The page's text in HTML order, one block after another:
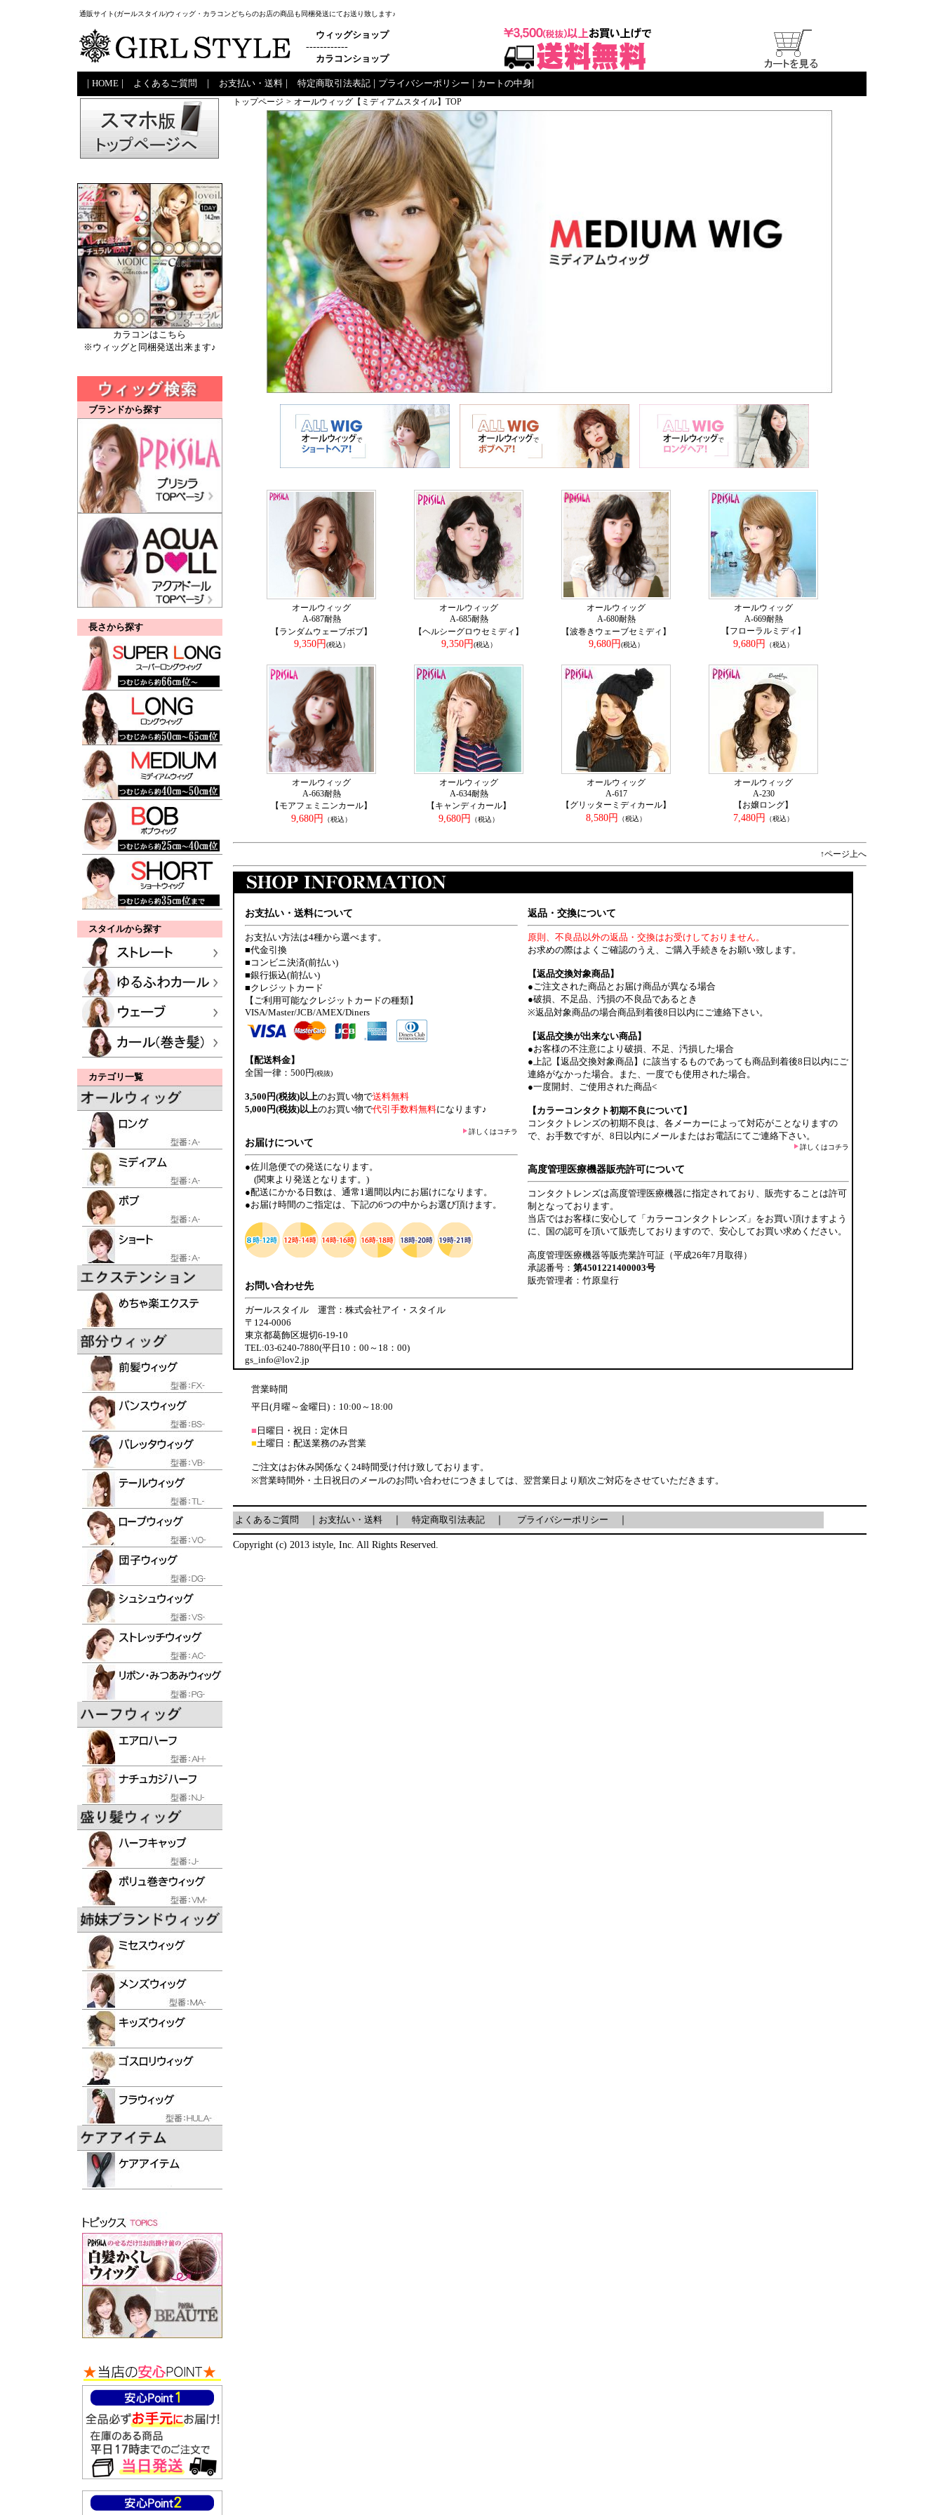
通販サイト(ガールスタイル)ウィッグ・カラコンどちらのお店の商品も同梱発送にてお送り致します♪
ウィッグショップ
------------
カラコンショップ
HOME よくあるご質問 お支払い・送料 特定商取引法表記 プライバシーポリシー カートの中身|
カラコンはこちら
※ウィッグと同梱発送出来ます♪
ブランドから探す
長さから探す
スタイルから探す
カテゴリ一覧
トップページ > オールウィッグ【ミディアムスタイル】TOP
オールウィッグ
A-687耐熱
【ランダムウェーブボブ】
9,350円(税込）
オールウィッグ
A-685耐熱
【ヘルシーグロウセミディ】
9,350円(税込）
オールウィッグ
A-680耐熱
【波巻きウェーブセミディ】
9,680円(税込）
オールウィッグ
A-669耐熱
【フローラルミディ】
9,680円
（税込）
オールウィッグ
A-663耐熱
【モアフェミニンカール】
9,680円
（税込）
オールウィッグ
A-634耐熱
【キャンディカール】
9,680円
（税込）
オールウィッグ
A-617
【グリッターミディカール】
8,580円
（税込）
オールウィッグ
A-230
【お嬢ロング】
7,480円
（税込）
↑ページ上へ
お支払い・送料について
お支払い方法は4種から選べます。
■代金引換
■コンビニ決済(前払い)
■銀行振込(前払い)
■クレジットカード
【ご利用可能なクレジットカードの種類】
VISA/Master/JCB/AMEX/Diners
【配送料金】
全国一律：500円(税抜)
3,500円(税抜)以上のお買い物で送料無料
5,000円(税抜)以上のお買い物で代引手数料無料になります♪
詳しくはコチラ
お届けについて
●佐川急便での発送になります。
(関東より発送となります。)
●配送にかかる日数は、通常1週間以内にお届けになります。
●お届け時間のご指定は、下記の6つの中からお選び頂けます。
お問い合わせ先
ガールスタイル 運営：株式会社アイ・スタイル
〒124-0006
東京都葛飾区堀切6-19-10
TEL:03-6240-7880(平日10：00～18：00)
gs_info@lov2.jp
返品・交換について
原則、不良品以外の返品・交換はお受けしておりません。
お求めの際はよくご確認のうえ、ご購入手続きをお願い致します。
【返品交換対象商品】
●ご注文された商品とお届け商品が異なる場合
●破損、不足品、汚損の不良品であるとき
※返品対象商品の場合商品到着後8日以内にご連絡下さい。
【返品交換が出来ない商品】
●お客様の不注意により破損、不足、汚損した場合
●上記【返品交換対象商品】に該当するものであっても商品到着後8日以内にご
連絡がなかった場合。また、一度でも使用された場合。
●一度開封、ご使用された商品<
【カラーコンタクト初期不良について】
コンタクトレンズの初期不良は、各メーカーによって対応がことなりますの
で、お手数ですが、8日以内にメールまたはお電話にてご連絡下さい。
詳しくはコチラ
高度管理医療機器販売許可について
コンタクトレンズは高度管理医療機器に指定されており、販売することは許可
制となっております。
当店ではお客様に安心して「カラーコンタクトレンズ」をお買い頂けますよう
に、国の認可を頂いて販売しておりますので、安心してお買い求めください。
高度管理医療機器等販売業許可証（平成26年7月取得）
承認番号： 第4501221400003号
販売管理者：竹原皇行
営業時間
平日(月曜～金曜日)：10:00～18:00
■ 日曜日・祝日：定休日
■土曜日：配送業務のみ営業
ご注文はお休み関係なく24時間受け付け致しております。
※営業時間外・土日祝日のメールのお問い合わせにつきましては、翌営業日より順次ご対応をさせていただきます。
よくあるご質問 お支払い・送料｜ 特定商取引法表記｜ プライバシーポリシー
Copyright (c) 2013 istyle, Inc. All Rights Reserved.